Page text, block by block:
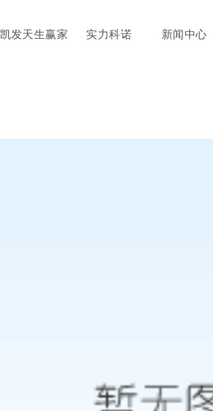
凯发天生赢家 实力科诺 新闻中心